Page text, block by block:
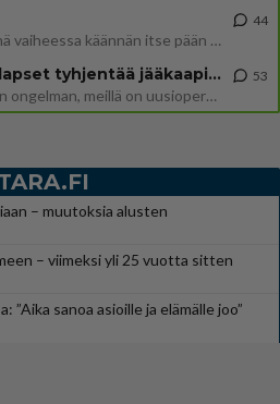
Mutta mies vain tuijottaa, siinä vaiheessa käännän itse pään pois. Mikä juttu? Yleensä jos joku tuijottaa tai katsoo, hä
44
Uusioperheen aikuiset lapset tyhjentää jääkaapin käydessään
Miten selvittäisitte seuraavan ongelman, meillä on uusioperhe, minulla teini-ikäiset lapset ja puolisolla aikuiset, jotk
53
– muutoksia alusten
– viimeksi yli 25 vuotta sitten
”Aika sanoa asioille ja elämälle joo”